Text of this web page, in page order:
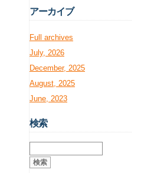
アーカイブ
Full archives
July, 2026
December, 2025
August, 2025
June, 2023
検索